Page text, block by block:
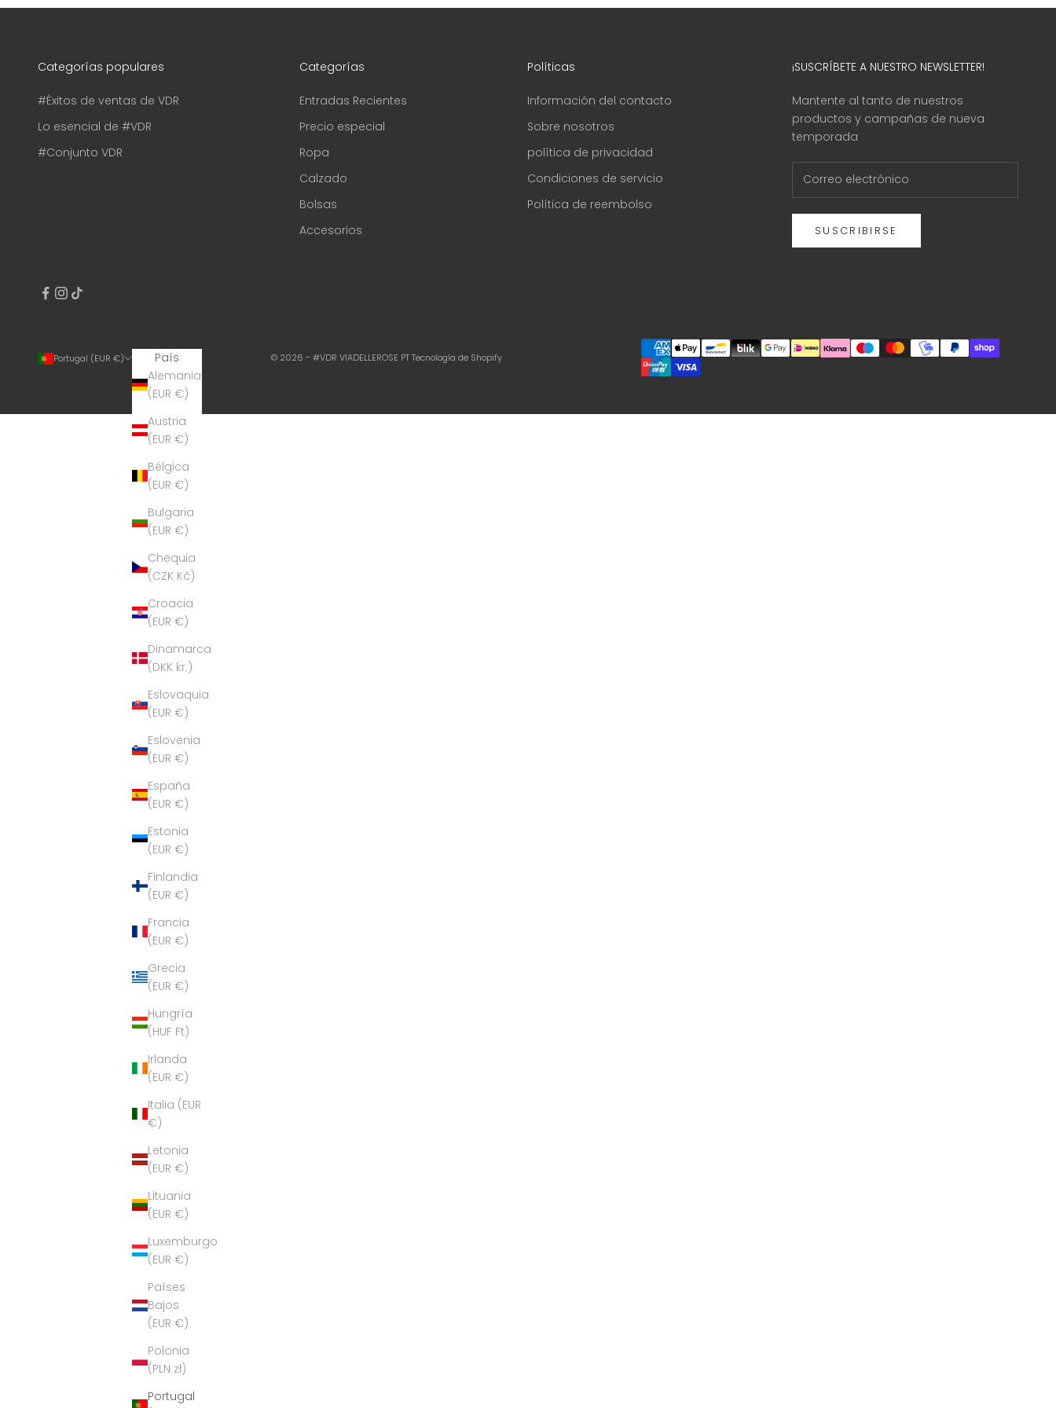
Categorías populares
#Éxitos de ventas de VDR
Lo esencial de #VDR
#Conjunto VDR
Categorías
Entradas Recientes
Precio especial
Ropa
Calzado
Bolsas
Accesorios
Políticas
Información del contacto
Sobre nosotros
política de privacidad
Condiciones de servicio
Política de reembolso
¡SUSCRÍBETE A NUESTRO NEWSLETTER!
Mantente al tanto de nuestros
productos y campañas de nueva
temporada
SUSCRIBIRSE
Portugal (EUR €)
País
Alemania
(EUR €)
Austria
(EUR €)
Bélgica
(EUR €)
Bulgaria
(EUR €)
Chequia
(CZK Kč)
Croacia
(EUR €)
Dinamarca
(DKK kr.)
Eslovaquia
(EUR €)
Eslovenia
(EUR €)
España
(EUR €)
Estonia
(EUR €)
Finlandia
(EUR €)
Francia
(EUR €)
Grecia
(EUR €)
Hungría
(HUF Ft)
Irlanda
(EUR €)
Italia (EUR
€)
Letonia
(EUR €)
Lituania
(EUR €)
Luxemburgo
(EUR €)
Países
Bajos
(EUR €)
Polonia
(PLN zł)
Portugal
© 2026 - #VDR VIADELLEROSE PTTecnología de Shopify